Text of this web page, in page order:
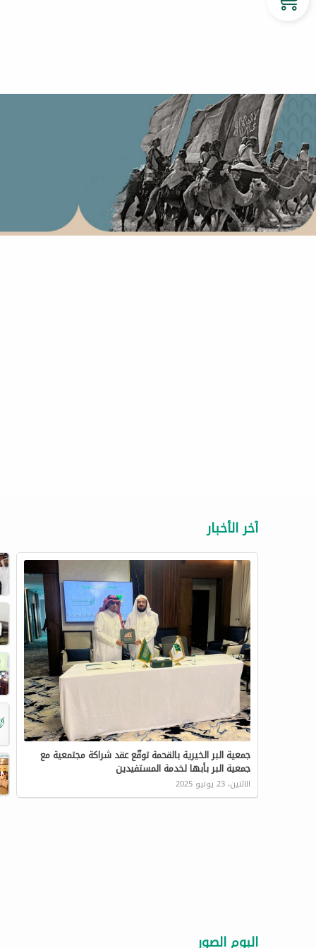
آخر الأخبار
جمعية البر الخيرية بالقحمة توقّع عقد شراكة مجتمعية مع
جمعية البر بأبها لخدمة المستفيدين
الاثنين، 23 يونيو 2025
البوم الصور